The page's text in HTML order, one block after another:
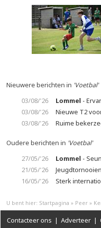
Nieuwere berichten in 'Voetbal'
03/08/'26
Lommel -
03/08/'26
Nieuwe T2
03/08/'26
Ruime
Oudere berichten in 'Voetbal'
27/05/'26
Lommel -
21/05/'26
16/05/'26
Sterk
U bent hier: Startpagina » Peer »
Contacteer ons | Adverteer |